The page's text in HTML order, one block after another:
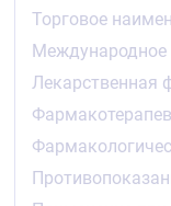
плотности (ХС-
левого
курение.
Основной
исходов от ИБС
миокарда.
группами
Торговое
Международное
Лекарственная